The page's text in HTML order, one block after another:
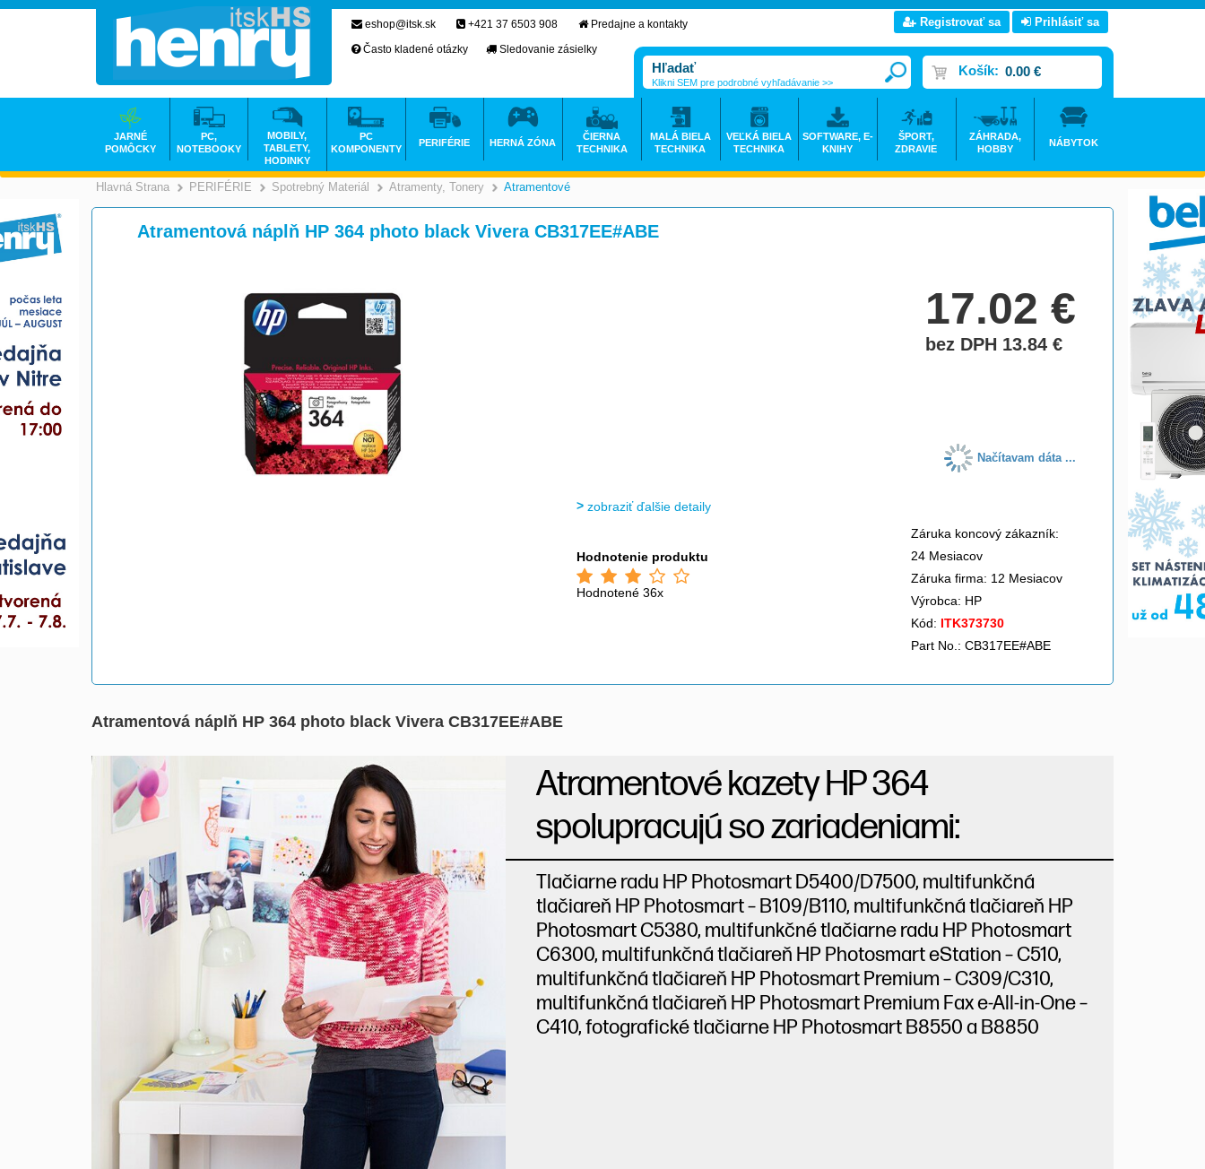
Hlavná Strana >
PERIFÉRIE >
Spotrebný Materiál >
Atramenty, Tonery >
Atramentové
Atramentová náplň HP 364 photo black Vivera CB317EE#ABE
17.02€
bez DPH 13.84€
Načítavam dáta ...
zobraziť ďalšie detaily
Hodnotenie produktu
Hodnotené 36x
Záruka koncový zákazník:
24 Mesiacov
Záruka firma: 12 Mesiacov
Výrobca: HP
Kód: ITK373730
Part No.: CB317EE#ABE
Atramentová náplň HP 364 photo black Vivera CB317EE#ABE
Atramentové kazety HP 364
spolupracujú so zariadeniami:
Tlačiarne radu HP Photosmart D5400/D7500, multifunkčná
tlačiareň HP Photosmart – B109/B110, multifunkčná tlačiareň HP
Photosmart C5380, multifunkčné tlačiarne radu HP Photosmart
C6300, multifunkčná tlačiareň HP Photosmart eStation – C510,
multifunkčná tlačiareň HP Photosmart Premium – C309/C310,
multifunkčná tlačiareň HP Photosmart Premium Fax e-All-in-One –
C410, fotografické tlačiarne HP Photosmart B8550 a B8850
eshop@itsk.sk +421 37 6503 908
Predajne a kontakty
Často kladené otázky
Sledovanie zásielky
Registrovať sa Prihlásiť sa
Košík: 0.00 €
Klikni SEM pre podrobné vyhľadávanie >>
JARNÉ
POMÔCKY
PC,
NOTEBOOKY
MOBILY,
TABLETY,
HODINKY
PC
KOMPONENTY
PERIFÉRIE HERNÁ ZÓNA
ČIERNA
TECHNIKA
MALÁ BIELA
TECHNIKA
VEĽKÁ BIELA
TECHNIKA
SOFTWARE, E-
KNIHY
ŠPORT,
ZDRAVIE
ZÁHRADA,
HOBBY
NÁBYTOK